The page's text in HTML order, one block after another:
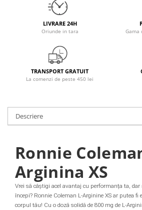
PerfectShaker
Power System
Pro Tan
REDCON1
Revoflex
RIPT
Scitec
Scivation
Skill Nutrition
Smart Shake
LIVRARE 24H
Oriunde in tara Gama
TRANSPORT GRATUIT
La comenzi de peste 450 lei
Descriere
Ronnie
Arginina XS
Vrei să câștigi acel avantaj cu performanța ta, dar
începi? Ronnie Coleman L-Arginine XS ar putea fi
corpul tău! Cu o doză solidă de 800 mg de L-